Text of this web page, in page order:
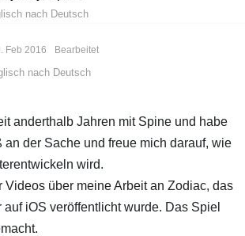
Lernen
FAQ
Ausprobieren
nach Deutsch
Feb 2016 Bearbeitet
nach Deutsch
anderthalb Jahren mit Spine und habe
an der Sache und freue mich darauf, wie
wird.
Videos über meine Arbeit an Zodiac, das
auf iOS veröffentlicht wurde. Das Spiel